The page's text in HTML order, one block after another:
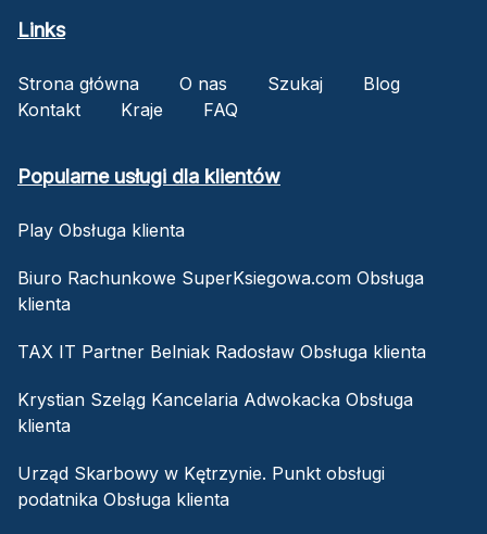
Links
Strona główna O nas Szukaj
Blog
Kontakt
Kraje FAQ
Popularne usługi dla klientów
Play Obsługa klienta
Biuro Rachunkowe SuperKsiegowa.com Obsługa
klienta
TAX IT Partner Belniak Radosław Obsługa klienta
Krystian Szeląg Kancelaria Adwokacka Obsługa
klienta
Urząd Skarbowy w Kętrzynie. Punkt obsługi
podatnika Obsługa klienta